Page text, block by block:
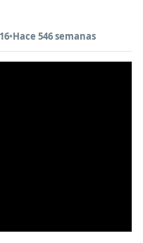
•Hace 546 semanas